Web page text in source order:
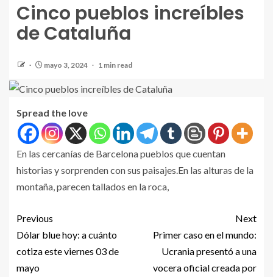
Cinco pueblos increíbles
de Cataluña
mayo 3, 2024 1 min read
Spread the love
En las cercanías de Barcelona pueblos que cuentan
historias y sorprenden con sus paisajes.En las alturas de la
montaña, parecen tallados en la roca,
Previous
Dólar blue hoy: a cuánto
cotiza este viernes 03 de
mayo
Next
Primer caso en el mundo:
Ucrania presentó a una
vocera oficial creada por